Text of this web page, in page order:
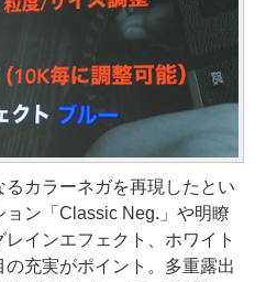
カラーネガを再現したとい
ョン「Classic Neg.」や明瞭
インエフェクト、ホワイト
充実がポイント。多重露出